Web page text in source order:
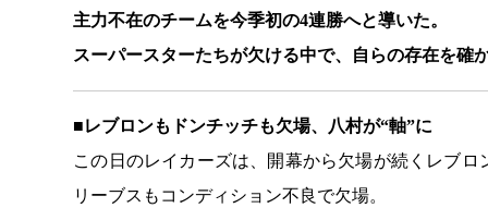
主力不在のチームを今季初の4連勝へと導いた。
スーパースターたちが欠ける中で、自らの存在を確
■レブロンもドンチッチも欠場、八村が“軸”に
この日のレイカーズは、開幕から欠場が続くレブ
リーブスもコンディション不良で欠場。